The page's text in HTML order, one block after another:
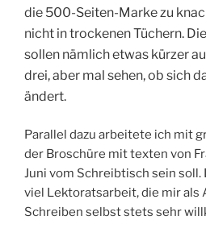
die 500-Seiten-Marke zu
nicht in trockenen Tüchern.
sollen nämlich etwas kürzer
drei, aber mal sehen, ob sich
ändert.
Parallel dazu arbeitete ich mit
der Broschüre mit texten von
Juni vom Schreibtisch sein
viel Lektoratsarbeit, die mir als
Schreiben selbst stets sehr